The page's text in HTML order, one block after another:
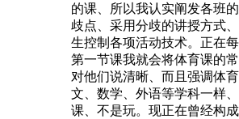
的课、所以我认实阐发各班
歧点、采用分歧的讲授方式
生控制各项活动技术。正在
第一节课我就会将体育课的
对他们说清晰、而且强调体
文、数学、外语等学科一样
课、不是玩。现正在曾经构成